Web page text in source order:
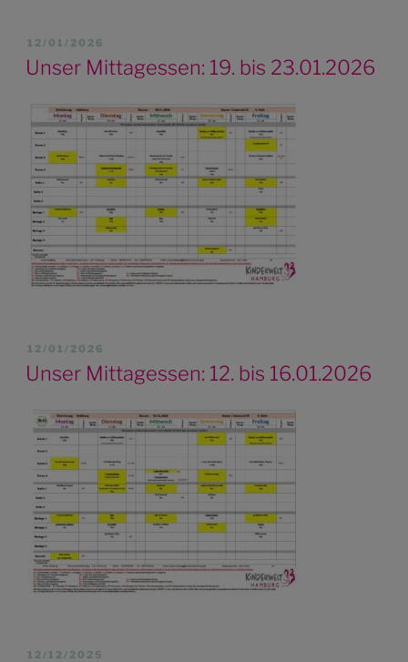
VERÖFFENTLICHT
AM
12/01/2026
Unser Mittagessen: 19. bis 23.01.2026
VERÖFFENTLICHT
AM
12/01/2026
Unser Mittagessen: 12. bis 16.01.2026
VERÖFFENTLICHT
12/12/2025